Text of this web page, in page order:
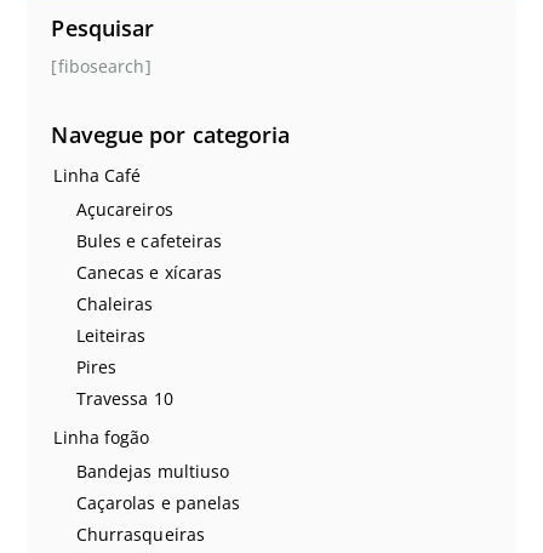
Pesquisar
[fibosearch]
Navegue por categoria
Linha Café
Açucareiros
Bules e cafeteiras
Canecas e xícaras
Chaleiras
Leiteiras
Pires
Travessa 10
Linha fogão
Bandejas multiuso
Caçarolas e panelas
Churrasqueiras